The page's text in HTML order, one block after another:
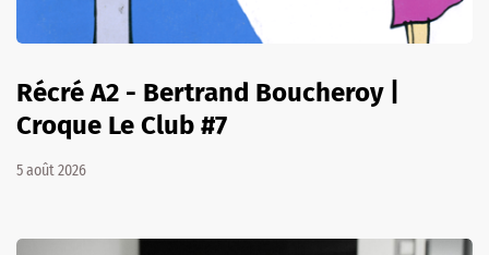
Récré A2 - Bertrand Boucheroy |
Croque Le Club #7
5 août 2026